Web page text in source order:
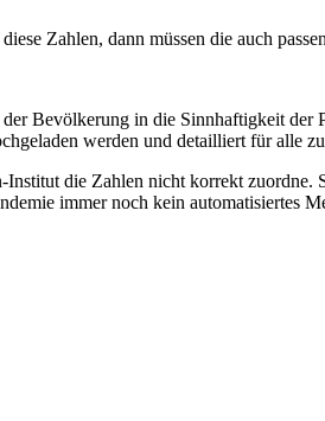
Zahlen, dann müssen die auch
Bevölkerung in die Sinnhaftigkeit der
werden und detailliert für alle
die Zahlen nicht korrekt
immer noch kein automatisiertes